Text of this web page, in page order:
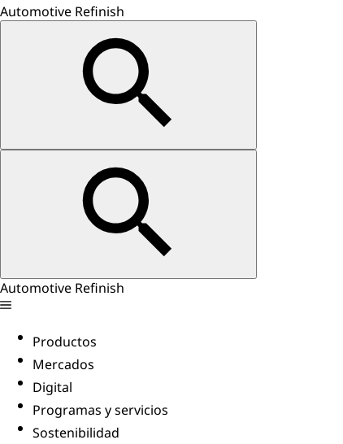
Automotive Refinish
Automotive Refinish
Productos
Mercados
Digital
Programas y servicios
Sostenibilidad